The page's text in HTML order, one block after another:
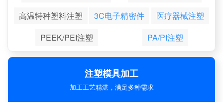
高温特种塑料注塑
3C电子精密件
医疗器械注塑
PEEK/PEI注塑
PA/PI注塑
注塑模具加工
加工工艺精湛，满足多种需求